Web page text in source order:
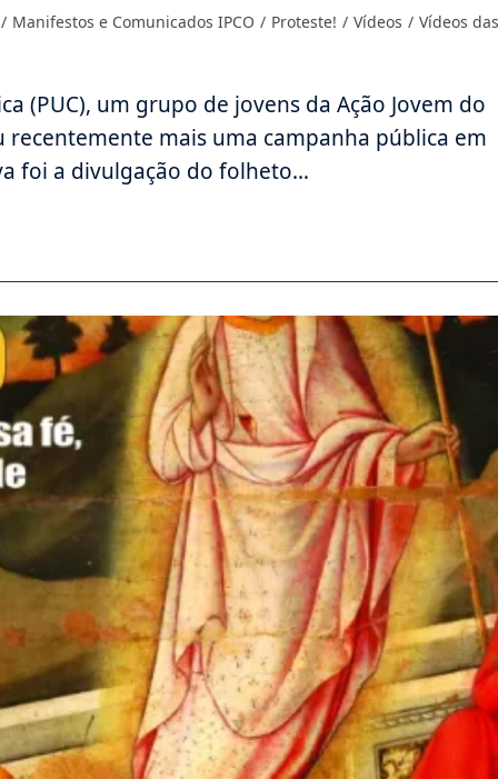
/ Manifestos e Comunicados IPCO / Proteste! / Vídeos / Vídeos das
(PUC), um grupo de jovens da Ação Jovem do
mais uma campanha pública em
foi a divulgação do folheto…